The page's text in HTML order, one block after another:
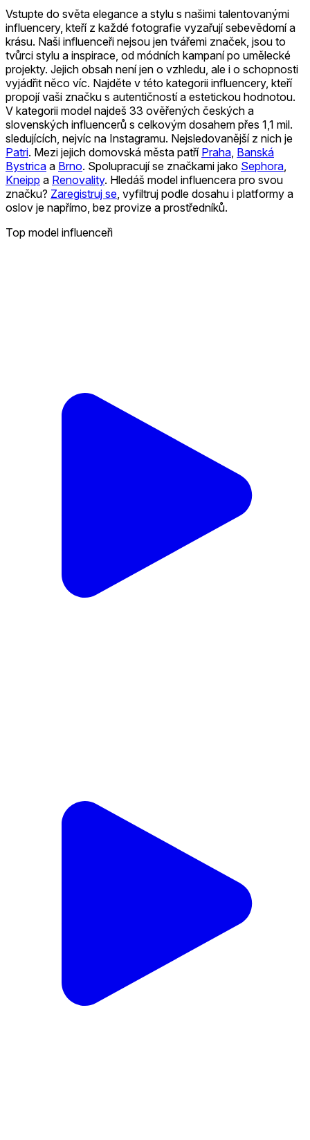
Vstupte do světa elegance a stylu s našimi talentovanými
influencery, kteří z každé fotografie vyzařují sebevědomí a
krásu. Naši influenceři nejsou jen tvářemi značek, jsou to
tvůrci stylu a inspirace, od módních kampaní po umělecké
projekty. Jejich obsah není jen o vzhledu, ale i o schopnosti
vyjádřit něco víc. Najděte v této kategorii influencery, kteří
propojí vaši značku s autentičností a estetickou hodnotou.
V kategorii model najdeš 33 ověřených českých a
slovenských influencerů s celkovým dosahem přes 1,1 mil.
sledujících, nejvíc na Instagramu. Nejsledovanější z nich je
Patri. Mezi jejich domovská města patří Praha Banská
Bystrica a Brno. Spolupracují se značkami jako Sephora
Kneipp a Renovality. Hledáš model influencera pro svou
značku? Zaregistruj se , vyfiltruj podle dosahu i platformy a
oslov je napřímo, bez provize a prostředníků.
Top model influenceři